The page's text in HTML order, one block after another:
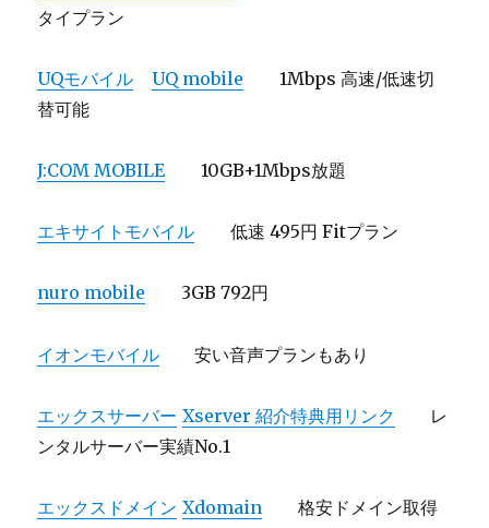
タイプラン
UQモバイル UQ mobile
1Mbps 高速/低速切
替可能
J:COM MOBILE 10GB+1Mbps放題
エキサイトモバイル 低速 495円 Fitプラン
nuro mobile 3GB 792円
イオンモバイル 安い音声プランもあり
エックスサーバー Xserver 紹介特典用リンク
レ
ンタルサーバー実績No.1
エックスドメイン Xdomain 格安ドメイン取得